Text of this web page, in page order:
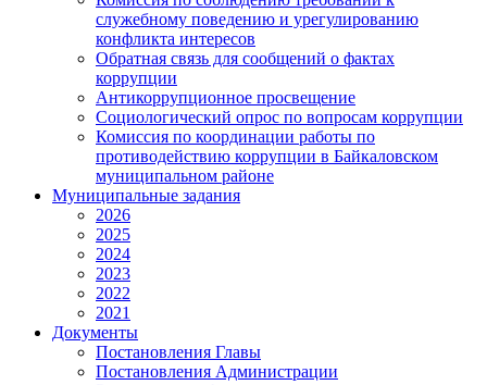
служебному поведению и урегулированию
конфликта интересов
Обратная связь для сообщений о фактах
коррупции
Антикоррупционное просвещение
Социологический опрос по вопросам коррупции
Комиссия по координации работы по
противодействию коррупции в Байкаловском
муниципальном районе
Муниципальные задания
2026
2025
2024
2023
2022
2021
Документы
Постановления Главы
Постановления Администрации